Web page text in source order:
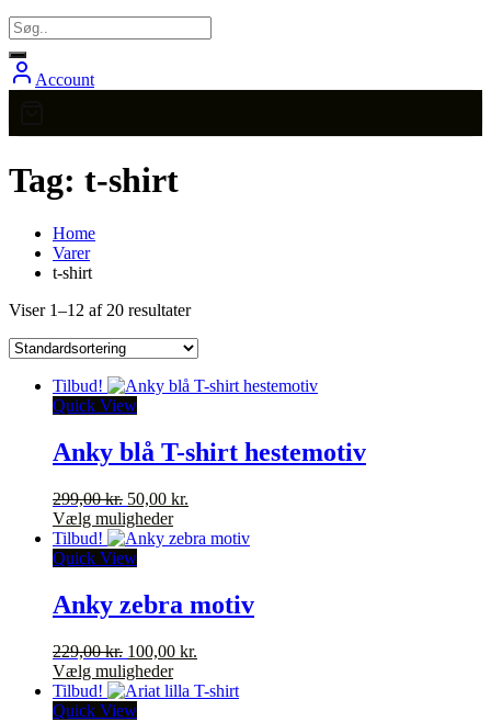
Account
Tag: t-shirt
Home
Varer
t-shirt
Viser 1–12 af 20 resultater
Tilbud!
Quick View
Anky blå T-shirt hestemotiv
299,00kr. Den
oprindelige
pris
var:
50,00 kr.
pris
Vælg mulighederDette
vare
varianter.
Mulighederne
vælges
på
varesiden
Tilbud!
Quick View
Anky zebra motiv
229,00kr. Den
oprindelige
pris
var:
100,00 kr.
pris
Vælg mulighederDette
vare
Tilbud!
Quick View